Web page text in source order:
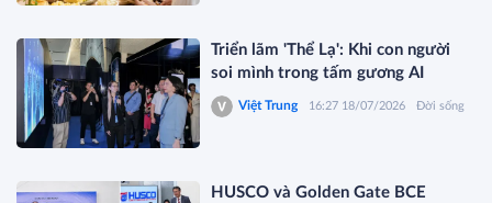
Triển lãm 'Thể Lạ': Khi con người
soi mình trong tấm gương AI
Việt Trung 16:27 18/07/2026 Đời sống
HUSCO và Golden Gate BCE